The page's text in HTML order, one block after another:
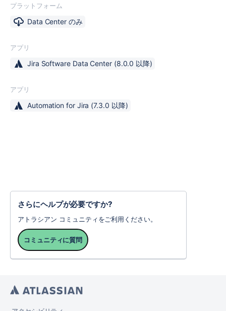
プラットフォーム
Data Center のみ
アプリ
Jira Software Data Center (8.0.0 以降)
アプリ
Automation for Jira (7.3.0 以降)
さらにヘルプが必要ですか?
アトラシアン コミュニティをご利用ください。
コミュニティに質問